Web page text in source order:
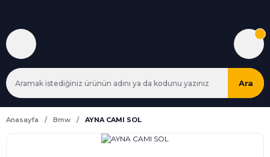
Ara
Anasayfa Bmw AYNA CAMI SOL